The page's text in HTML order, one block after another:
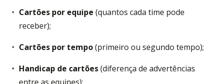
Cartões por equipe (quantos cada time pode
receber);
Cartões por tempo(primeiro ou segundo tempo);
Handicap de cartões(diferença de advertências